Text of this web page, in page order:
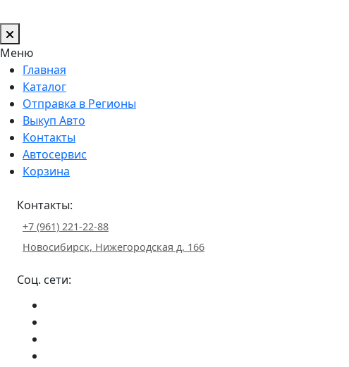
Меню
Главная
Каталог
Отправка в Регионы
Выкуп Авто
Контакты
Автосервис
Корзина
Контакты:
+7 (961) 221-22-88
Новосибирск, Нижегородская д. 166
Соц. сети: